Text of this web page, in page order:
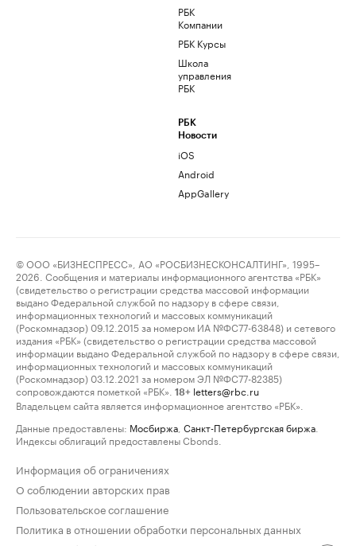
РБК
Компании
РБК Курсы
Школа
управления
РБК
РБК
Новости
iOS
Android
AppGallery
© ООО «БИЗНЕСПРЕСС», АО «РОСБИЗНЕСКОНСАЛТИНГ», 1995–
2026. Сообщения и материалы информационного агентства «РБК»
(свидетельство о регистрации средства массовой информации
выдано Федеральной службой по надзору в сфере связи,
информационных технологий и массовых коммуникаций
(Роскомнадзор) 09.12.2015 за номером ИА №ФС77-63848) и сетевого
издания «РБК» (свидетельство о регистрации средства массовой
информации выдано Федеральной службой по надзору в сфере связи,
информационных технологий и массовых коммуникаций
(Роскомнадзор) 03.12.2021 за номером ЭЛ №ФС77-82385)
сопровождаются пометкой «РБК».
18+ letters@rbc.ru
Владельцем сайта является информационное агентство «РБК».
Данные предоставлены: Мосбиржа Санкт-Петербургская биржа
Индексы облигаций предоставлены Cbonds.
Информация об ограничениях
О соблюдении авторских прав
Пользовательское соглашение
Политика в отношении обработки персональных данных